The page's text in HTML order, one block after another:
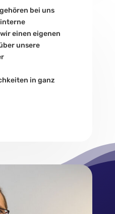
bei uns
einen eigenen
unsere
in ganz